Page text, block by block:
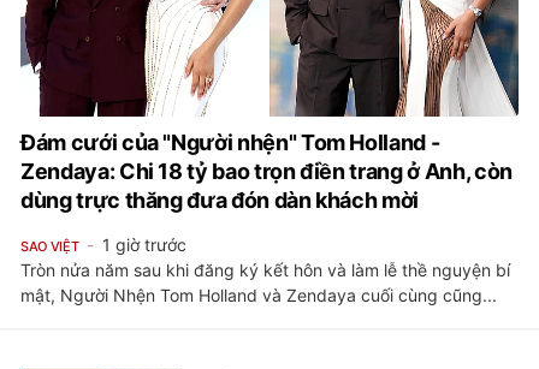
Đám cưới của "Người nhện" Tom Holland -
Zendaya: Chi 18 tỷ bao trọn điền trang ở Anh, còn
dùng trực thăng đưa đón dàn khách mời
SAO VIỆT
1 giờ trước
Tròn nửa năm sau khi đăng ký kết hôn và làm lễ thề nguyện bí
mật, Người Nhện Tom Holland và Zendaya cuối cùng cũng...